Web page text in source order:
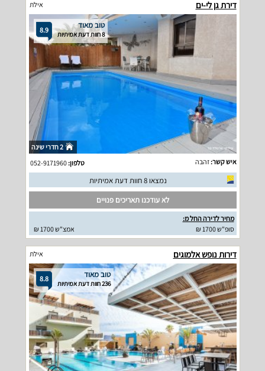
דירת גן לי-ים אילת
8.9 טוב מאוד
8 חוות דעת אמיתיות
2 חדרי שינה
איש קשר:זהבה טלפון:052-9171960
נמצאו 8 חוות דעת אמיתיות
לא עודכנו תאריכים פנויים
מחיר לדירה החל מ:
סופ"ש 1700 ₪
אמצ"ש 1700 ₪
דירות נופש אלמוגים אילת
8.8 טוב מאוד
236 חוות דעת אמיתיות